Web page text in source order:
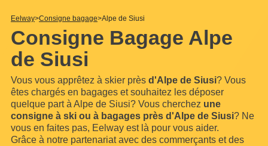
Eelway Consigne bagage Alpe de Siusi
Consigne Bagage Alpe
de Siusi
Vous vous apprêtez à skier près d'Alpe de Siusi? Vous
êtes chargés en bagages et souhaitez les déposer
quelque part à Alpe de Siusi? Vous cherchez une
consigne à ski ou à bagages près d'Alpe de Siusi? Ne
vous en faites pas, Eelway est là pour vous aider.
Grâce à notre partenariat avec des commerçants et des